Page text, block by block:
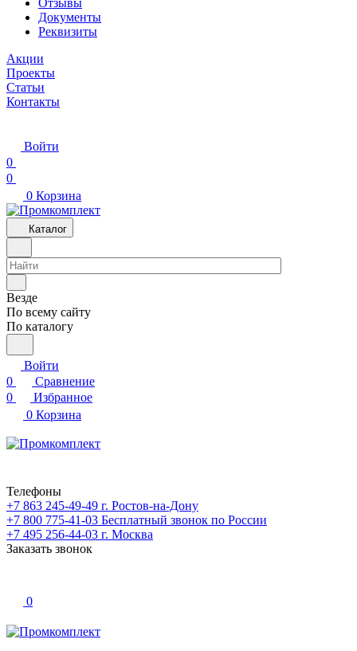
Отзывы
Документы
Реквизиты
Акции
Проекты
Статьи
Контакты
Войти
0
0
0 Корзина
Каталог
Везде
По всему сайту
По каталогу
Войти
0
Сравнение
0
Избранное
0 Корзина
Телефоны
+7 863 245-49-49 г. Ростов-на-Дону
+7 800 775-41-03 Бесплатный звонок по России
+7 495 256-44-03 г. Москва
Заказать звонок
0